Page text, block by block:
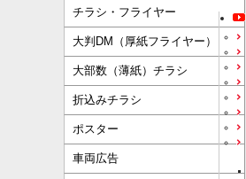
チラシ・フライヤー
大判DM（厚紙フライヤー）
大部数（薄紙）チラシ
折込みチラシ
ポスター
車両広告